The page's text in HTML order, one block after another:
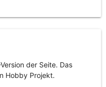
der Seite. Das
Hobby Projekt.